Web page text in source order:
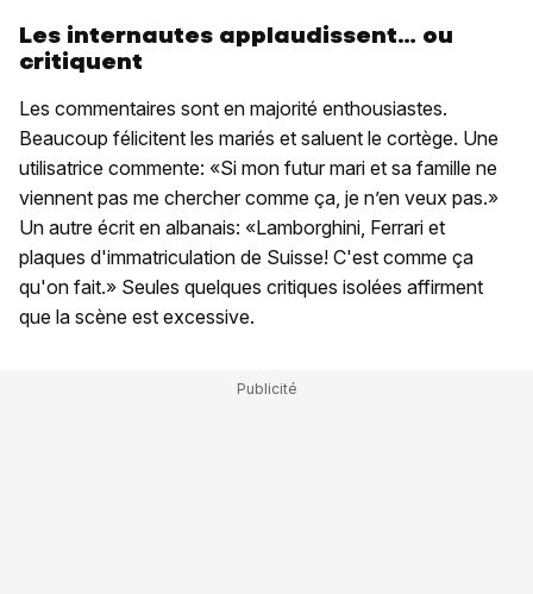
Les internautes applaudissent… ou
critiquent
Les commentaires sont en majorité enthousiastes.
Beaucoup félicitent les mariés et saluent le cortège. Une
utilisatrice commente: «Si mon futur mari et sa famille ne
viennent pas me chercher comme ça, je n’en veux pas.»
Un autre écrit en albanais: «Lamborghini, Ferrari et
plaques d'immatriculation de Suisse! C'est comme ça
qu'on fait.» Seules quelques critiques isolées affirment
que la scène est excessive.